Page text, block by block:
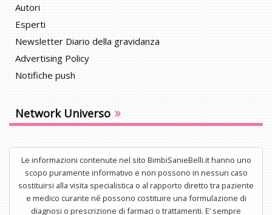
Autori
Esperti
Newsletter Diario della gravidanza
Advertising Policy
Notifiche push
Network Universo »
Le informazioni contenute nel sito BimbiSanieBelli.it hanno uno
scopo puramente informativo e non possono in nessun caso
sostituirsi alla visita specialistica o al rapporto diretto tra paziente
e medico curante né possono costituire una formulazione di
diagnosi o prescrizione di farmaci o trattamenti. E’ sempre